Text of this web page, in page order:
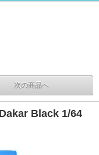
次の商品へ
Black 1/64